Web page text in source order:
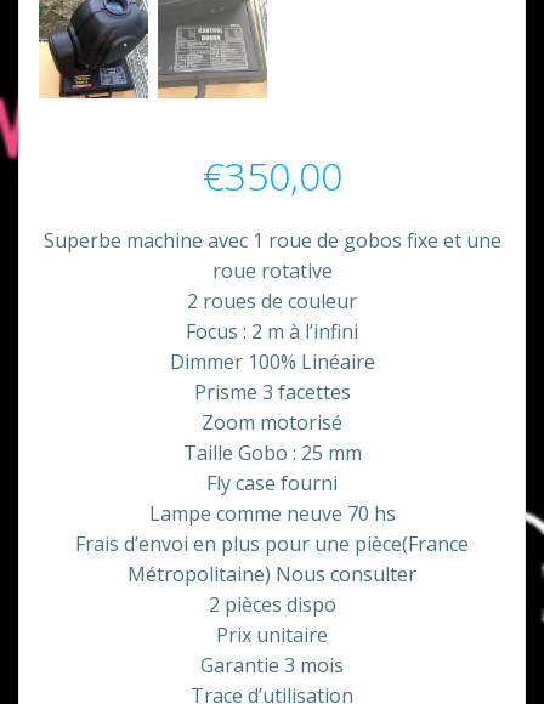
€350,00
Superbe machine avec 1 roue de gobos fixe et une
roue rotative
2 roues de couleur
Focus : 2 m à l’infini
Dimmer 100% Linéaire
Prisme 3 facettes
Zoom motorisé
Taille Gobo : 25 mm
Fly case fourni
Lampe comme neuve 70 hs
Frais d’envoi en plus pour une pièce(France
Métropolitaine) Nous consulter
2 pièces dispo
Prix unitaire
Garantie 3 mois
Trace d’utilisation